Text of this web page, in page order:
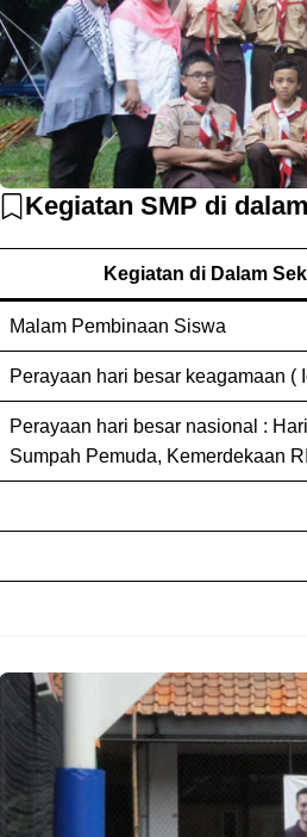
Kegiatan SMP di
Kegiatan di Dalam
Malam Pembinaan Siswa
Perayaan hari besar keagamaan (
Perayaan hari besar nasional :
Sumpah Pemuda, Kemerdekaan RI